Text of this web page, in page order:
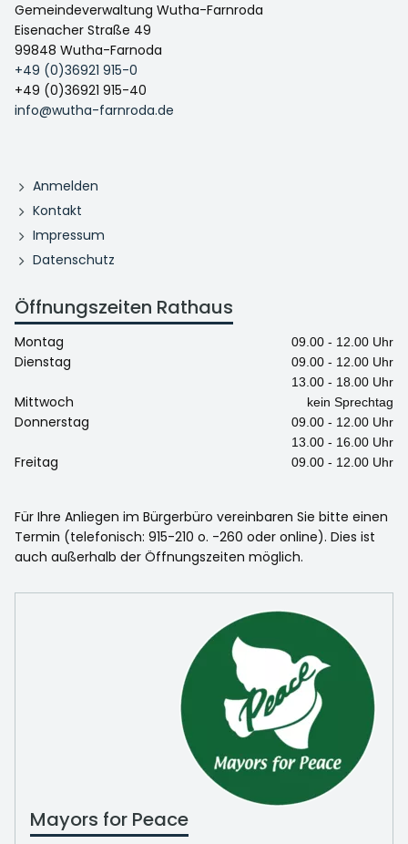
Gemeindeverwaltung Wutha-Farnroda
Eisenacher Straße 49
99848 Wutha-Farnoda
+49 (0)36921 915-0
+49 (0)36921 915-40
info@wutha-farnroda.de
Anmelden
Kontakt
Impressum
Datenschutz
Öffnungszeiten Rathaus
Montag 09.00 - 12.00 Uhr
Dienstag
09.00 - 12.00 Uhr
13.00 - 18.00 Uhr
Mittwoch kein Sprechtag
Donnerstag
09.00 - 12.00 Uhr
13.00 - 16.00 Uhr
Freitag 09.00 - 12.00 Uhr
Für Ihre Anliegen im Bürgerbüro vereinbaren Sie bitte einen
Termin (telefonisch: 915-210 o. -260 oder online). Dies ist
auch außerhalb der Öffnungszeiten möglich.
Mayors for Peace